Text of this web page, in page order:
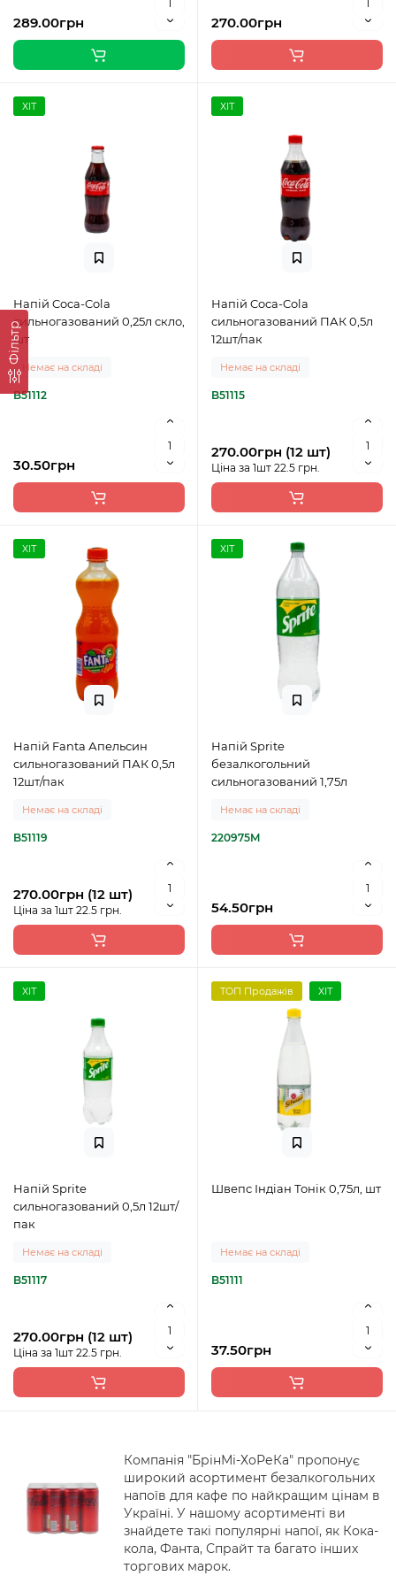
Фільтр
289.00грн 270.00грн
ХІТ
Напій Coca-Cola
сильногазований 0,25л скло,
шт
Немає на складі
B51112
30.50грн
ХІТ
Напій Coca-Cola
сильногазований ПАК 0,5л
12шт/пак
Немає на складі
B51115
270.00грн (12 шт)
Ціна за 1шт 22.5 грн.
ХІТ
Напій Fanta Апельсин
сильногазований ПАК 0,5л
12шт/пак
Немає на складі
B51119
270.00грн (12 шт)
Ціна за 1шт 22.5 грн.
ХІТ
Напій Sprite
безалкогольний
сильногазований 1,75л
Немає на складі
220975M
54.50грн
ХІТ
Напій Sprite
сильногазований 0,5л 12шт/
пак
Немає на складі
B51117
270.00грн (12 шт)
Ціна за 1шт 22.5 грн.
ТОП Продажів ХІТ
Швепс Індіан Тонік 0,75л, шт
Немає на складі
B51111
37.50грн
Компанія "БрінМі-ХоРеКа" пропонує
широкий асортимент безалкогольних
напоїв для кафе по найкращим цінам в
Україні. У нашому асортименті ви
знайдете такі популярні напої, як Кока-
кола, Фанта, Спрайт та багато інших
торгових марок.